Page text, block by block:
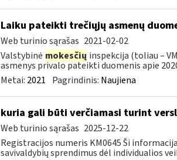
Laiku pateikti trečiųjų asmenų
Web turinio sąrašas 2021-02-02
Valstybinė mokesčių inspekcija (toliau –
asmenys privalo pateikti duomenis apie
Metai: 2021 Pagrindinis: Naujiena
kuria gali būti verčiamasi turint
Web turinio sąrašas 2025-12-22
Registracijos numeris KM0645 Ši
savivaldybių sprendimus dėl individualios